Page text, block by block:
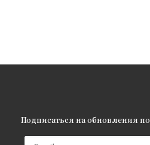
Подписаться на обновления